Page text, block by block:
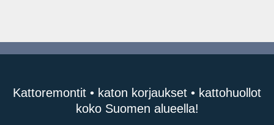
Kattoremontit • katon korjaukset • kattohuollot
koko Suomen alueella!